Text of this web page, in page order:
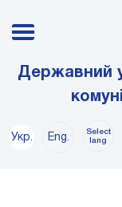
Державний
Укр. Eng.
Select
lang